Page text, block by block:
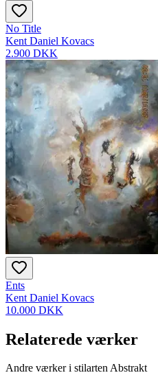
No Title
Kent Daniel Kovacs
2.900 DKK
Ents
Kent Daniel Kovacs
10.000 DKK
Relaterede værker
Andre værker i stilarten Abstrakt